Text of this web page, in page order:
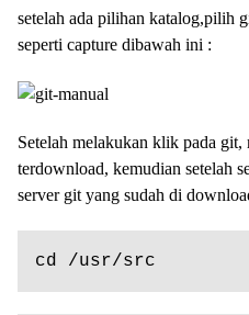
setelah ada pilihan katalog,pilih
seperti capture dibawah ini :
Setelah melakukan klik pada
terdownload, kemudian setelah
server git yang sudah di
cd /usr/src